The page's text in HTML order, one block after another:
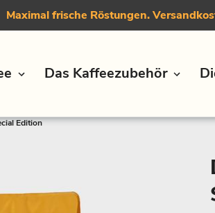
Maximal frische Röstungen.
Das Kaffeezubehör
Edition